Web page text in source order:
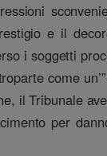
e il
i soggetti
come
il Tribunale
per